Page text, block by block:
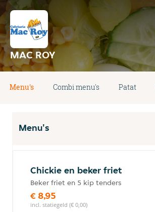
MAC ROY
Menu's Combi menu's Patat
Menu's
Chickie en beker friet
Beker friet en 5 kip tenders
€ 8,95
incl. statiegeld (€ 0,00)